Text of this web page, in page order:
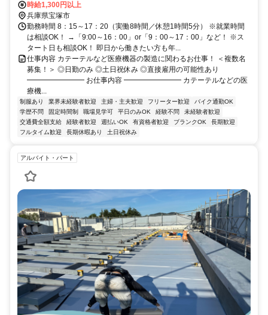
勤可能
時給1,300円以上
兵庫県宝塚市
勤務時間 8：15～17：20（実働8時間／休憩1時間5分） ※就業時間
は相談OK！ →「9:00～16：00」or「9：00～17：00」など！ ※ス
タート日も相談OK！ 即日から働きたい方も年...
仕事内容 カテーテルなど医療機器の製造に関わるお仕事！ ＜複数名
募集！＞ ◎日勤のみ ◎土日祝休み ◎直接雇用の可能性あり
━━━━━━━━ お仕事内容 ━━━━━━━━ カテーテルなどの医
療機...
制服あり 業界未経験者歓迎 主婦・主夫歓迎 フリーター歓迎
バイク通勤OK
学歴不問
固定時間制 職場見学可 平日のみOK 経験不問
未経験者歓迎
交通費全額支給
経験者歓迎 週払いOK 有資格者歓迎 ブランクOK
長期歓迎
フルタイム歓迎
長期休暇あり 土日祝休み
アルバイト・パート